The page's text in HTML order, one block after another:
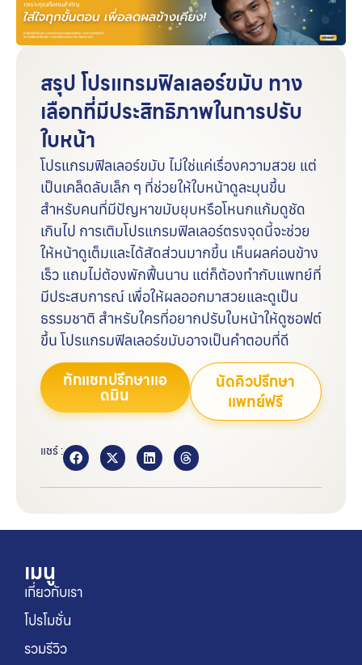
สรุป โปรแกรมฟิลเลอร์ขมับ ทาง
เลือกที่มีประสิทธิภาพในการปรับ
ใบหน้า
โปรแกรมฟิลเลอร์ขมับ ไม่ใช่แค่เรื่องความสวย แต่
เป็นเคล็ดลับเล็ก ๆ ที่ช่วยให้ใบหน้าดูละมุนขึ้น
สำหรับคนที่มีปัญหาขมับยุบหรือโหนกแก้มดูชัด
เกินไป การเติมโปรแกรมฟิลเลอร์ตรงจุดนี้จะช่วย
ให้หน้าดูเต็มและได้สัดส่วนมากขึ้น เห็นผลค่อนข้าง
เร็ว แถมไม่ต้องพักฟื้นนาน แต่ก็ต้องทำกับแพทย์ที่
มีประสบการณ์ เพื่อให้ผลออกมาสวยและดูเป็น
ธรรมชาติ สำหรับใครที่อยากปรับใบหน้าให้ดูซอฟต์
ขึ้น โปรแกรมฟิลเลอร์ขมับอาจเป็นคำตอบที่ดี
ทักแชทปรึกษาแอ
ดมิน
นัดคิวปรึกษา
แพทย์ฟรี
แชร์ :
เมนู
เกี่ยวกับเรา
โปรโมชั่น
รวมรีวิว